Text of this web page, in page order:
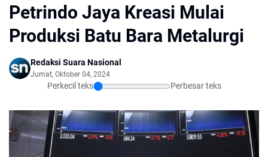
Petrindo Jaya Kreasi Mulai
Produksi Batu Bara Metalurgi
Redaksi Suara Nasional
Jumat, Oktober 04, 2024
Perkecil teks Perbesar teks